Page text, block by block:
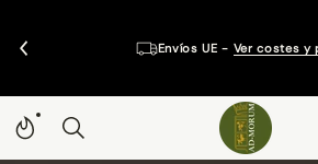
Envíos UE - Ver costes y